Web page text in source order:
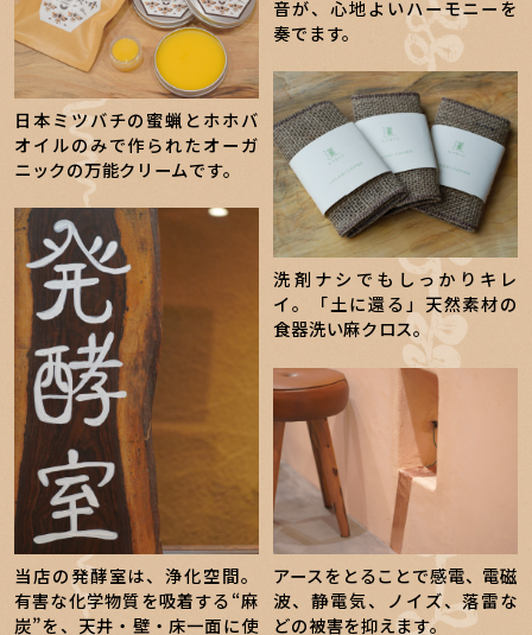
日本ミツバチの蜜蝋とホホバ
オイルのみで作られたオーガ
ニックの万能クリームです。
当店の発酵室は、浄化空間。
有害な化学物質を吸着する“麻
炭”を、天井・壁・床一面に使
音が、心地よいハーモニーを
奏でます。
洗剤ナシでもしっかりキレ
イ。「土に還る」天然素材の
食器洗い麻クロス。
アースをとることで感電、電磁
波、静電気、ノイズ、落雷な
どの被害を抑えます。